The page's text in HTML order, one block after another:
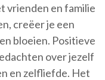
vrienden en familie
creëer je een
bloeien. Positieve
over jezelf
en zelfliefde. Het